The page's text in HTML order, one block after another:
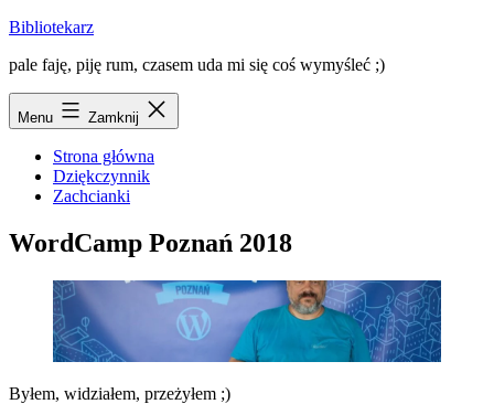
Przejdź
treści
Bibliotekarz
pale faję, piję rum, czasem uda mi się coś wymyśleć ;)
Menu Zamknij
Strona główna
Dziękczynnik
Zachcianki
WordCamp Poznań 2018
Byłem, widziałem, przeżyłem ;)